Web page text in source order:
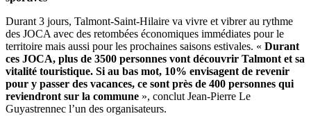
Durant 3 jours, Talmont-Saint-Hilaire va vivre et vibrer au rythme
des JOCA avec des retombées économiques immédiates pour le
territoire mais aussi pour les prochaines saisons estivales. « Durant
ces JOCA, plus de 3500 personnes vont découvrir Talmont et sa
vitalité touristique. Si au bas mot, 10% envisagent de revenir
pour y passer des vacances, ce sont près de 400 personnes qui
reviendront sur la commune », conclut Jean-Pierre Le
Guyastrennec l’un des organisateurs.